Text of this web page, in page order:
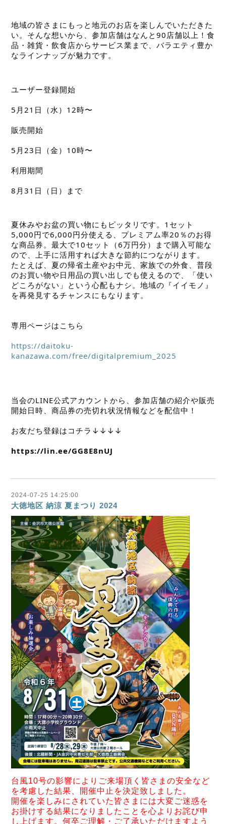
地域の皆さまにもっと地元のお店を楽しんでいただきた
い。そんな想いから、参加店舗はなんと90店舗以上！食
品・雑貨・飲食店からサービス業まで、バラエティ豊か
なラインナップが魅力です。
ユーザー登録開始
5月21日（水）12時〜
販売開始
5月23日（金）10時〜
利用期間
8月31日（日）まで
夏休みやお盆の買い物にもピッタリです。1セット
5,000円で6,000円分使える、プレミアム率20％のお得
な商品券。最大で10セット（6万円分）まで購入可能な
ので、上手に活用すれば大きな節約につながります。
たとえば、夏の帰省土産やお中元、家族での外食、普段
のお買い物や日用品の買い出しでも使えるので、「使い
どころがない」という心配もナシ。地域の『イイモノ』
を再発見するチャンスにもなります。
専用ページはこちら
https://daitoku-
kanazawa.com/free/digitalpremium_2025
当会のLINE公式アカウントから、参加店舗の紹介や販売
開始日時、商品券の売切れ状況情報などを配信中！
お友だち登録はコチラ↓↓↓↓
https://lin.ee/GG8E8nUJ
2024-07-25 14:25:00
大徳地区 納涼 夏まつり 2024
台風10号の影響によりご来場頂く皆さまの安全など
を考慮した結果、開催中止を決定致しました。
開催を楽しみにされていた皆さまには大変ご迷惑を
お掛けする結果になりましたことを心よりお詫び申
し上げます。何卒ご理解・ご了承いただけますよう